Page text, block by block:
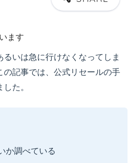
ます
いは急に行けなくなってしま
記事では、公式リセールの手
た。
か調べている